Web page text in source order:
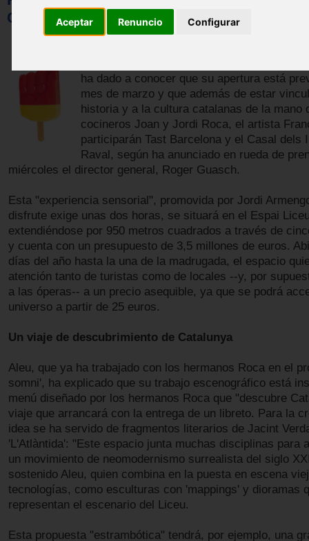
Aceptar Renuncio Configurar
Colón
ha dado a conocer que su apertura está
mes de marzo y que además de estar
historia y a la cultura catalanas de la mano
cocineros Joan y Jordi Roca, el artista
participarán Tast Barcelona y el Casal dels
Raval, según ha anunciado en rueda de
miércoles el director general, Roger Guasch.
Esta "experiencia sensorial", promovida por Jordi
disfrute exige unas dos horas, se situará en el Espai
extendiéndose por 950 metros cuadrados a través de
y cuenta con un presupuesto de 3,5 millones de euros.
días del año hasta la una de la madrugada, el espacio
atención tanto de turistas como de locales --y, por
a las óperas-- a un precio asequible, ya que se podrá
universo a partir de 25 euros.
Un viaje de descubrimiento de Catalunya
Aleu, que ya ha trabajado con los hermanos Roca en el
somni', ha explicado que su trabajo escenográfico está
menú diseñado por los hermanos Roca que "descubre
viaje que arrancará con la entrega de un libreto. Para la
idea se ha servido de fragmentos literarios de Jacint
'L'Atlàntida': "Este espacio junta muchas disciplinas para
un movimiento de neomodernismo surrealista del siglo
sostenido Aleu, quien combina en la puesta en escena
tecnologías, como esculturas con 'mappings' y dioramas
representan el escenario del Liceu.
Esta propuesta "estrambótica" tendrá, por ejemplo, una